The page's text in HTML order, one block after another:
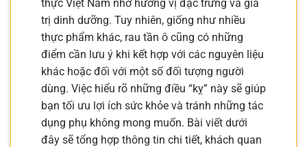
thực Việt Nam nhờ hương vị đặc trưng và giá
trị dinh dưỡng. Tuy nhiên, giống như nhiều
thực phẩm khác, rau tần ô cũng có những
điểm cần lưu ý khi kết hợp với các nguyên liệu
khác hoặc đối với một số đối tượng người
dùng. Việc hiểu rõ những điều “kỵ” này sẽ giúp
bạn tối ưu lợi ích sức khỏe và tránh những tác
dụng phụ không mong muốn. Bài viết dưới
đây sẽ tổng hợp thông tin chi tiết, khách quan